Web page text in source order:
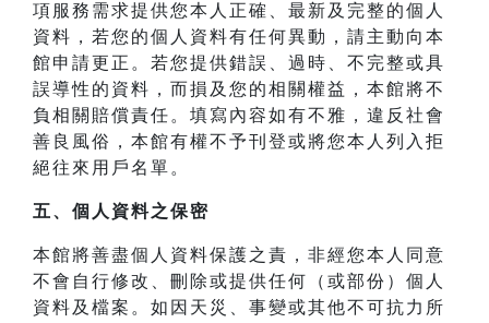
項服務需求提供您本人正確、最新及完整的個人
資料，若您的個人資料有任何異動，請主動向本
館申請更正。若您提供錯誤、過時、不完整或具
誤導性的資料，而損及您的相關權益，本館將不
負相關賠償責任。填寫內容如有不雅，違反社會
善良風俗，本館有權不予刊登或將您本人列入拒
絕往來用戶名單。
五、個人資料之保密
本館將善盡個人資料保護之責，非經您本人同意
不會自行修改、刪除或提供任何（或部份）個人
資料及檔案。如因天災、事變或其他不可抗力所